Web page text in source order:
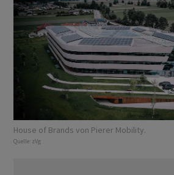
House of Brands von Pierer Mobility.
Quelle: zVg